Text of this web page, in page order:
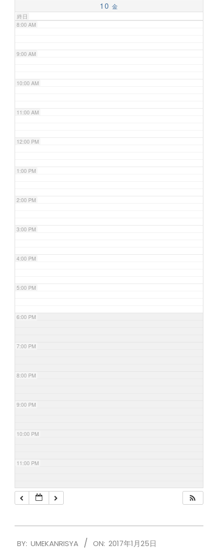
10 金
終日
8:00 AM
9:00 AM
10:00 AM
11:00 AM
12:00 PM
1:00 PM
2:00 PM
3:00 PM
4:00 PM
5:00 PM
6:00 PM
7:00 PM
8:00 PM
9:00 PM
10:00 PM
11:00 PM
01-
BY: UMEKANRISYA ON: 2017年1月25日